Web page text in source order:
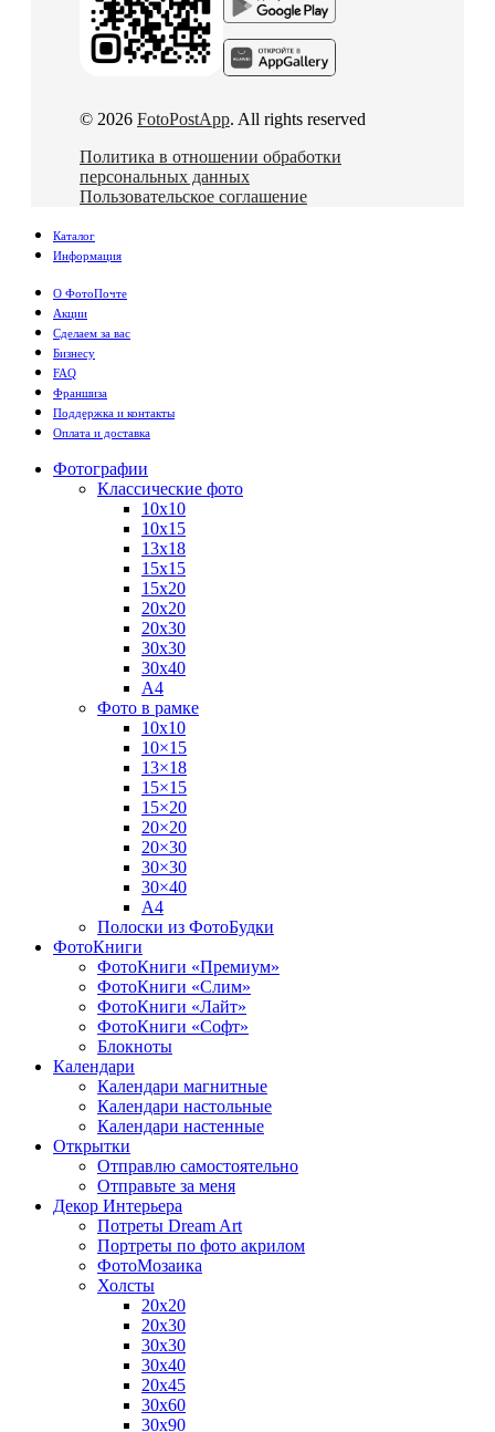
© 2026 FotoPostApp. All rights reserved
Политика в отношении обработки
персональных данных
Пользовательское соглашение
Каталог
Информация
О ФотоПочте
Акции
Сделаем за вас
Бизнесу
FAQ
Франшиза
Поддержка и контакты
Оплата и доставка
Фотографии
Классические фото
10х10
10х15
13х18
15х15
15х20
20х20
20х30
30х30
30х40
А4
Фото в рамке
10х10
10×15
13×18
15×15
15×20
20×20
20×30
30×30
30×40
A4
Полоски из ФотоБудки
ФотоКниги
ФотоКниги «Премиум»
ФотоКниги «Слим»
ФотоКниги «Лайт»
ФотоКниги «Софт»
Блокноты
Календари
Календари магнитные
Календари настольные
Календари настенные
Открытки
Отправлю самостоятельно
Отправьте за меня
Декор Интерьера
Потреты Dream Art
Портреты по фото акрилом
ФотоМозаика
Холсты
20х20
20х30
30х30
30х40
20х45
30х60
30х90